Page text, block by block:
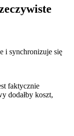
i synchronizuje się
faktycznie
dodałby koszt,